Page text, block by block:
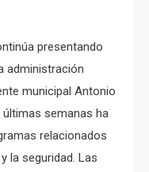
presentando
administración
municipal Antonio
últimas semanas ha
relacionados
la seguridad. Las